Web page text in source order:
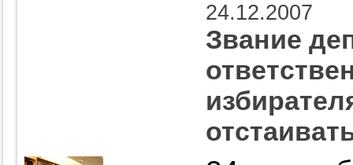
24.12.2007
Звание